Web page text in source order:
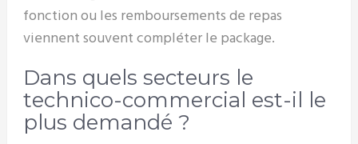
fonction ou les remboursements de repas
viennent souvent compléter le package.
Dans quels secteurs le
technico-commercial est-il le
plus demandé ?